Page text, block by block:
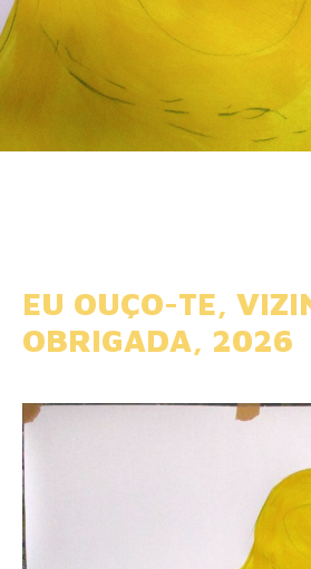
EU OUÇO-TE,
OBRIGADA, 2026